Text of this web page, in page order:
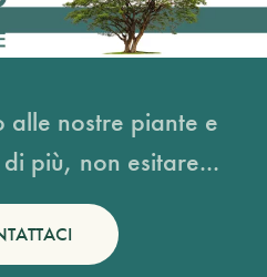
alle nostre piante e
più, non esitare...